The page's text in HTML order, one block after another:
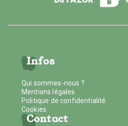
Infos
Qui sommes-nous ?
Mentions légales
Politique de confidentialité
Cookies
Contact